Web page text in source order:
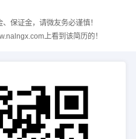
保证金，请微友务必谨慎！
上看到该简历的！